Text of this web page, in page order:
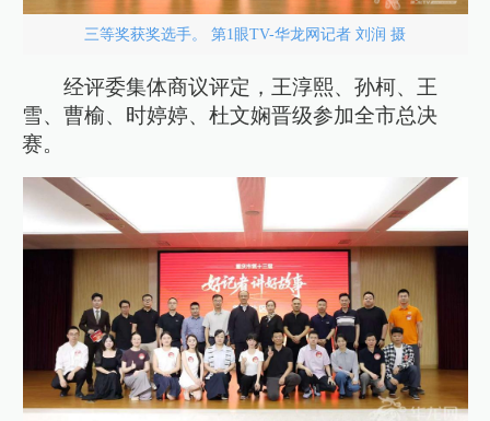
三等奖获奖选手。 第1眼TV-华龙网记者 刘润 摄
经评委集体商议评定，王淳熙、孙柯、王
雪、曹榆、时婷婷、杜文娴晋级参加全市总决
赛。